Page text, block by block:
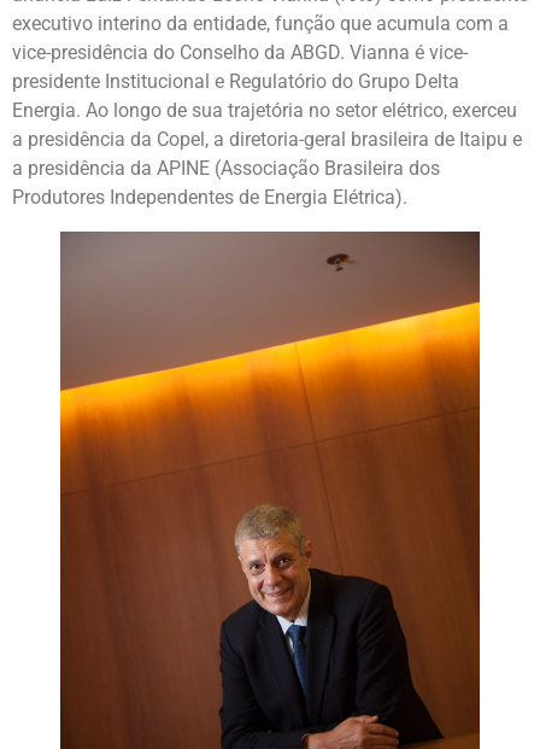
executivo interino da entidade, função que acumula com a
vice-presidência do Conselho da ABGD. Vianna é vice-
presidente Institucional e Regulatório do Grupo Delta
Energia. Ao longo de sua trajetória no setor elétrico, exerceu
a presidência da Copel, a diretoria-geral brasileira de Itaipu e
a presidência da APINE (Associação Brasileira dos
Produtores Independentes de Energia Elétrica).